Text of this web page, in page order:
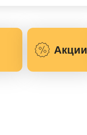
Акции